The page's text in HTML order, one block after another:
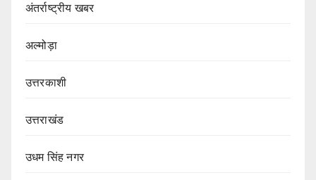
अंतर्राष्ट्रीय खबर
अल्मोड़ा
उत्तरकाशी
उत्तराखंड
उधम सिंह नगर